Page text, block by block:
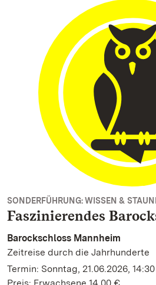
SONDERFÜHRUNG: WISSEN &
Faszinierendes
Barockschloss Mannheim
Zeitreise durch die Jahrhunderte
Termin: Sonntag, 21.06.2026, 14:30